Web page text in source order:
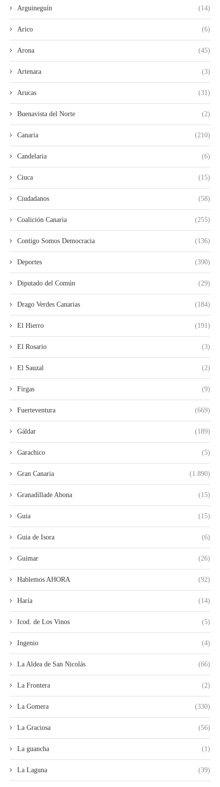
Arguineguín (14)
Arico (6)
Arona (45)
Artenara (3)
Arucas (31)
Buenavista del Norte (2)
Canaria (210)
Candelaria (6)
Ciuca (15)
Ciudadanos (58)
Coalición Canaria (255)
Contigo Somos Democracia (136)
Deportes (390)
Diputado del Común (29)
Drago Verdes Canarias (184)
El Hierro (191)
El Rosario (3)
El Sauzal (2)
Firgas (9)
Fuerteventura (669)
Gáldar (189)
Garachico (5)
Gran Canaria (1.890)
Granadillade Abona (15)
Guia (15)
Guia de Isora (6)
Guimar (26)
Hablemos AHORA (92)
Haría (14)
Icod. de Los Vinos (5)
Ingenio (4)
La Aldea de San Nicolás (66)
La Frontera (2)
La Gomera (330)
La Graciosa (56)
La guancha (1)
La Laguna (39)